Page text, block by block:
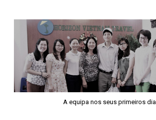
A equipa nos seus primeiros